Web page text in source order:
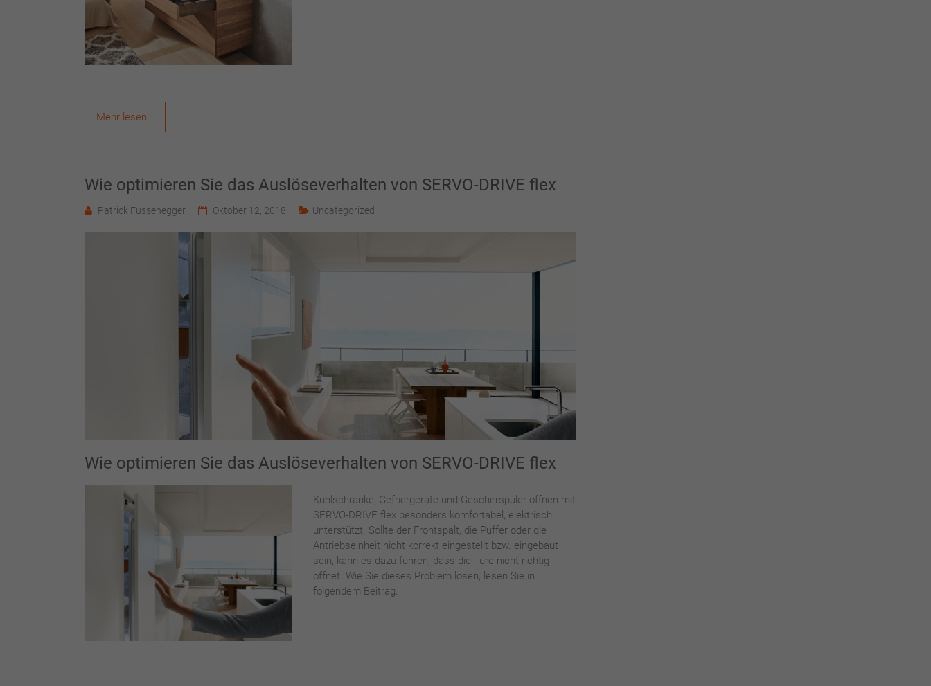
Mehr lesen…
Wie optimieren Sie das Auslöseverhalten von SERVO-DRIVE flex
Patrick Fussenegger Oktober 12, 2018 Uncategorized
Wie optimieren Sie das Auslöseverhalten von SERVO-DRIVE flex
Kühlschränke, Gefriergeräte und Geschirrspüler öffnen mit
SERVO-DRIVE flex besonders komfortabel, elektrisch
unterstützt. Sollte der Frontspalt, die Puffer oder die
Antriebseinheit nicht korrekt eingestellt bzw. eingebaut
sein, kann es dazu führen, dass die Türe nicht richtig
öffnet. Wie Sie dieses Problem lösen, lesen Sie in
folgendem Beitrag.